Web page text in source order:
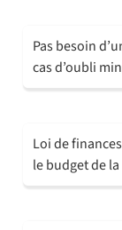
Pas besoin
cas d’oubli
Loi de
le budget de